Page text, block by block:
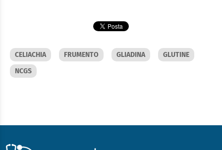
CELIACHIA FRUMENTO GLIADINA
GLUTINE
NCGS